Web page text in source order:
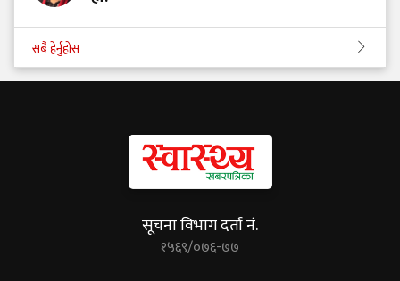
सबै हेर्नुहोस
सूचना विभाग दर्ता नं.
१५६९/०७६-७७